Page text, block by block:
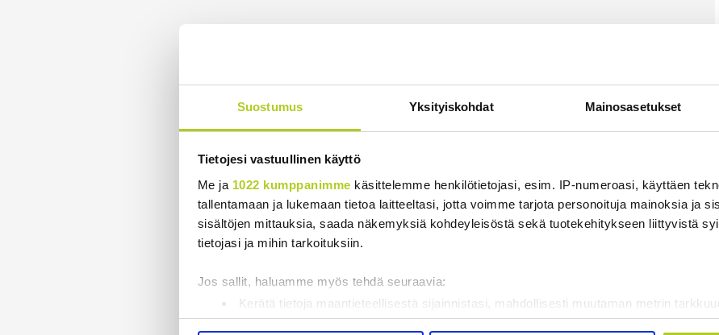
Suostumus Yksityiskohdat Mainosasetukset
Tietojesi vastuullinen käyttö
Me ja 1022 kumppanimme käsittelemme henkilötietojasi, esim. IP-numeroasi, käyttäen
tallentamaan ja lukemaan tietoa laitteeltasi, jotta voimme tarjota personoituja mainoksia ja
sisältöjen mittauksia, saada näkemyksiä kohdeyleisöstä sekä tuotekehitykseen liittyvistä
tietojasi ja mihin tarkoituksiin.
Jos sallit, haluamme myös tehdä seuraavia:
Kerätä tietoja maantieteellisestä sijainnistasi, mahdollisesti muutaman metrin
Tunnistaa laitteesi skannaamalla sen ominaispiirteitä aktiivisesti (sormenjäljen